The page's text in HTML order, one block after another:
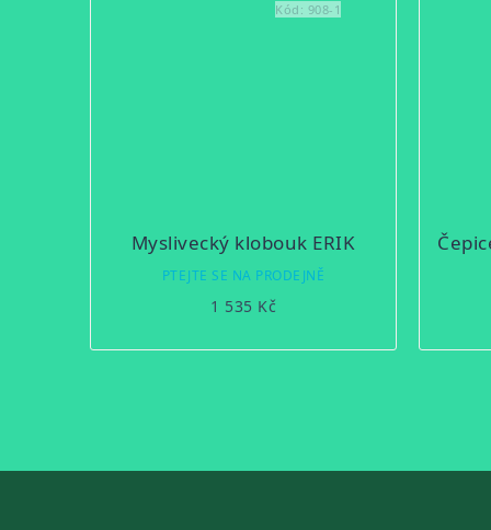
Myslivecký klobouk ERIK
PTEJTE SE NA PRODEJNĚ
1 535 Kč
Kód: 908-1